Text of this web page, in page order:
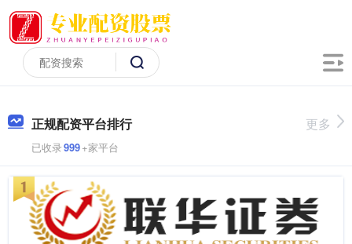
正规配资平台排行
已收录999+家平台
更多